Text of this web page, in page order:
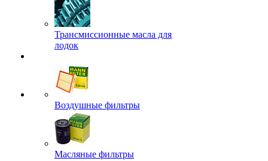
Трансмиссионные масла для
лодок
Воздушные фильтры
Масляные фильтры